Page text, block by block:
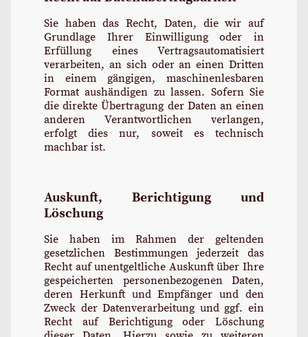
Sie haben das Recht, Daten, die wir auf
Grundlage Ihrer Einwilligung oder in
Erfüllung eines Vertragsautomatisiert
verarbeiten, an sich oder an einen Dritten
in einem gängigen, maschinenlesbaren
Format aushändigen zu lassen. Sofern Sie
die direkte Übertragung der Daten an einen
anderen Verantwortlichen verlangen,
erfolgt dies nur, soweit es technisch
machbar ist.
Auskunft, Berichtigung und
Löschung
Sie haben im Rahmen der geltenden
gesetzlichen Bestimmungen jederzeit das
Recht auf unentgeltliche Auskunft über Ihre
gespeicherten personenbezogenen Daten,
deren Herkunft und Empfänger und den
Zweck der Datenverarbeitung und ggf. ein
Recht auf Berichtigung oder Löschung